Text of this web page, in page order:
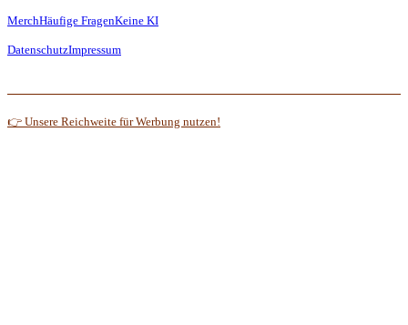
MerchHäufige FragenKeine KI
DatenschutzImpressum
👉 Unsere Reichweite für Werbung nutzen!